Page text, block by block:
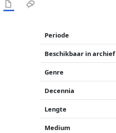
Periode
Beschikbaar in archief
Genre
Decennia
Lengte
Medium